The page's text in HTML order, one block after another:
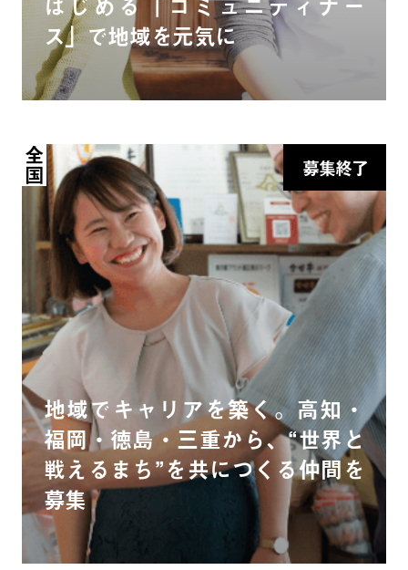
ス」で地域を元気に
募集終了
全国
地域でキャリアを築く。高知・
福岡・徳島・三重から、“世界と
戦えるまち”を共につくる仲間を
募集